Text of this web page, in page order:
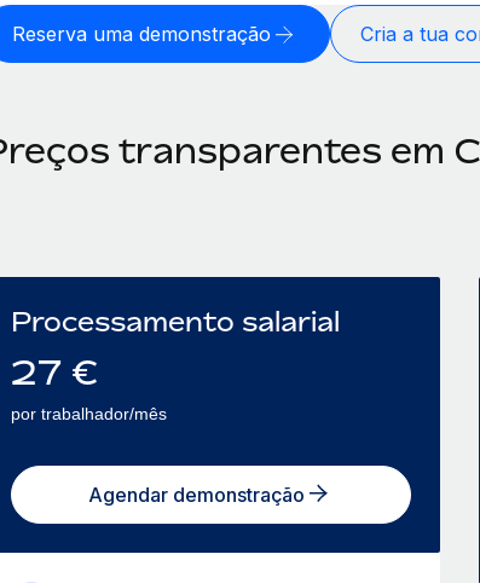
Reserva uma demonstração Cria a tua
transparentes em
Processamento salarial
27 €
por trabalhador/mês
Agendar demonstração